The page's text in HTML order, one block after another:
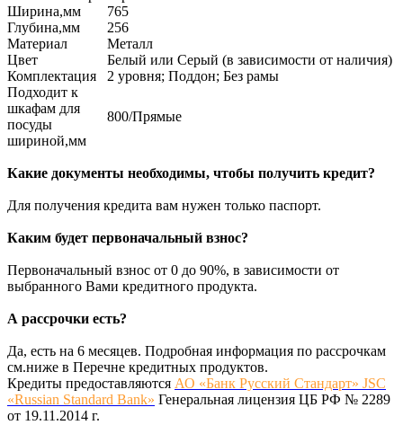
Ширина,мм
765
Глубина,мм
256
Материал
Металл
Цвет
Белый или Серый (в зависимости от наличия)
Комплектация
2 уровня; Поддон; Без рамы
Подходит к
шкафам для
посуды
шириной,мм
800/Прямые
Какие документы необходимы, чтобы получить кредит?
Для получения кредита вам нужен только паспорт.
Каким будет первоначальный взнос?
Первоначальный взнос от 0 до 90%, в зависимости от
выбранного Вами кредитного продукта.
А рассрочки есть?
Да, есть на 6 месяцев. Подробная информация по рассрочкам
см.ниже в Перечне кредитных продуктов.
Кредиты предоставляются АО «Банк Русский Стандарт» JSC
«Russian Standard Bank» Генеральная лицензия ЦБ РФ № 2289
от 19.11.2014 г.